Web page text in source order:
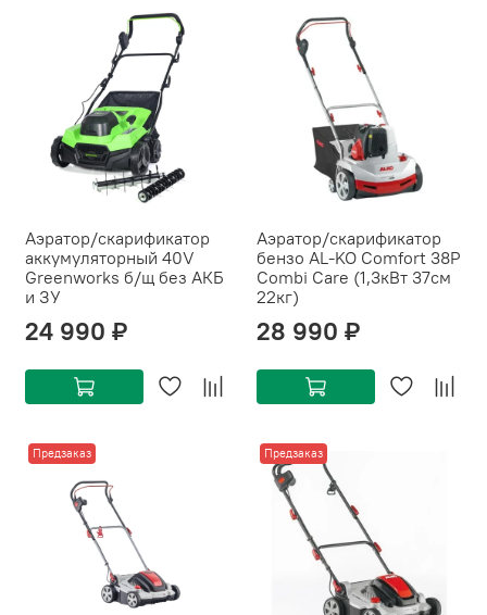
Аэратор/скарификатор
аккумуляторный 40V
Greenworks б/щ без АКБ
и ЗУ
24 990 ₽
Аэратор/скарификатор
бензо AL-KO Comfort 38P
Combi Care (1,3кВт 37см
22кг)
28 990 ₽
Предзаказ Предзаказ